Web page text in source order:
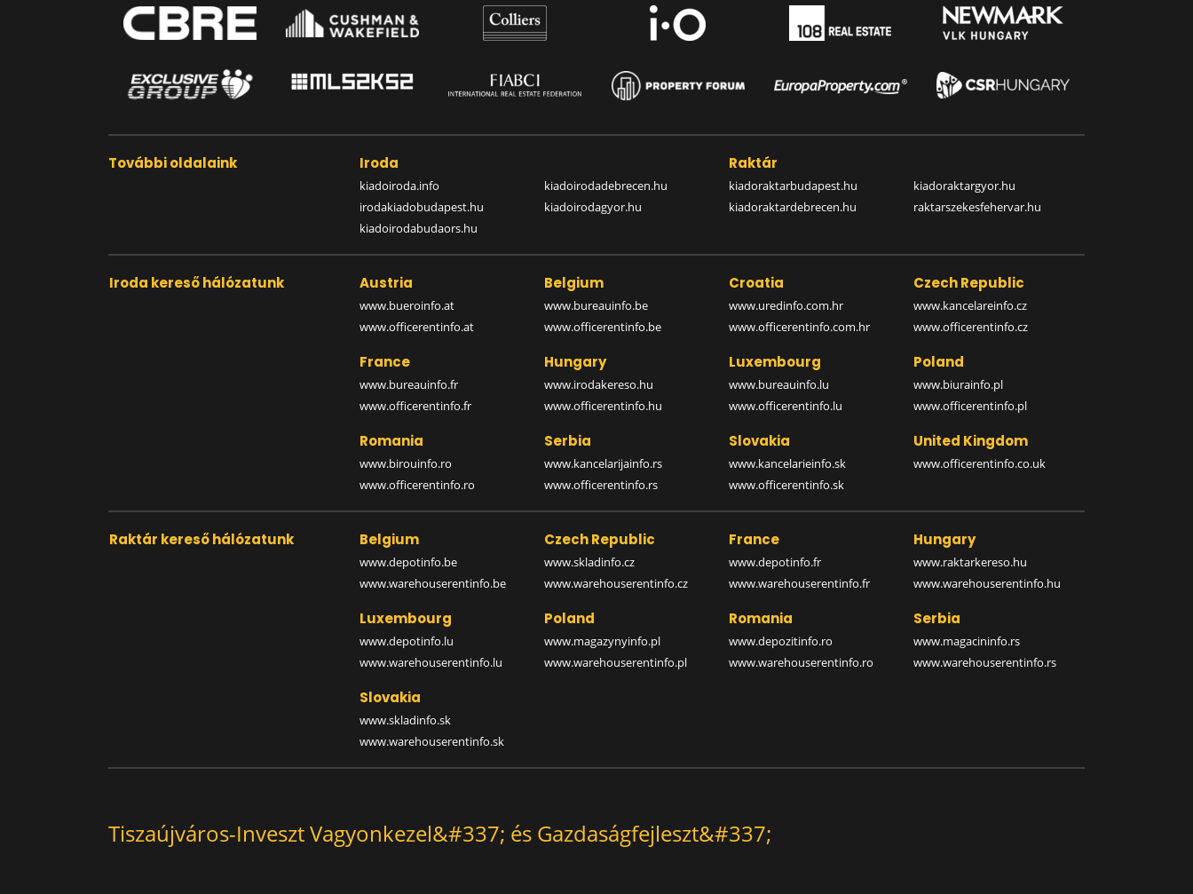
További oldalaink Iroda
kiadoiroda.info
irodakiadobudapest.hu
kiadoirodabudaors.hu
kiadoirodadebrecen.hu
kiadoirodagyor.hu
Raktár
kiadoraktarbudapest.hu
kiadoraktardebrecen.hu
kiadoraktargyor.hu
raktarszekesfehervar.hu
Iroda kereső hálózatunk Austria
www.bueroinfo.at
www.officerentinfo.at
Belgium
www.bureauinfo.be
www.officerentinfo.be
Croatia
www.uredinfo.com.hr
www.officerentinfo.com.hr
Czech Republic
www.kancelareinfo.cz
www.officerentinfo.cz
France
www.bureauinfo.fr
www.officerentinfo.fr
Hungary
www.irodakereso.hu
www.officerentinfo.hu
Luxembourg
www.bureauinfo.lu
www.officerentinfo.lu
Poland
www.biurainfo.pl
www.officerentinfo.pl
Romania
www.birouinfo.ro
www.officerentinfo.ro
Serbia
www.kancelarijainfo.rs
www.officerentinfo.rs
Slovakia
www.kancelarieinfo.sk
www.officerentinfo.sk
United Kingdom
www.officerentinfo.co.uk
Raktár kereső hálózatunk Belgium
www.depotinfo.be
www.warehouserentinfo.be
Czech Republic
www.skladinfo.cz
www.warehouserentinfo.cz
France
www.depotinfo.fr
www.warehouserentinfo.fr
Hungary
www.raktarkereso.hu
www.warehouserentinfo.hu
Luxembourg
www.depotinfo.lu
www.warehouserentinfo.lu
Poland
www.magazynyinfo.pl
www.warehouserentinfo.pl
Romania
www.depozitinfo.ro
www.warehouserentinfo.ro
Serbia
www.magacininfo.rs
www.warehouserentinfo.rs
Slovakia
www.skladinfo.sk
www.warehouserentinfo.sk
Tiszaújváros-Inveszt Vagyonkezel&#337; és Gazdaságfejleszt&#337;